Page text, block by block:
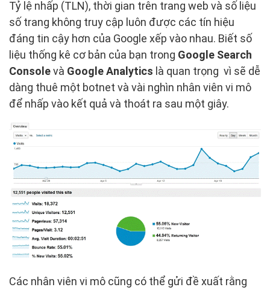
Tỷ lệ nhấp (TLN), thời gian trên trang web và số liệu
số trang không truy cập luôn được các tín hiệu
đáng tin cậy hơn của Google xếp vào nhau. Biết số
liệu thống kê cơ bản của bạn trong Google Search
Consolevà Google Analytics là quan trọng vì sẽ dễ
dàng thuê một botnet và vài nghìn nhân viên vi mô
để nhấp vào kết quả và thoát ra sau một giây.
Các nhân viên vi mô cũng có thể gửi đề xuất rằng